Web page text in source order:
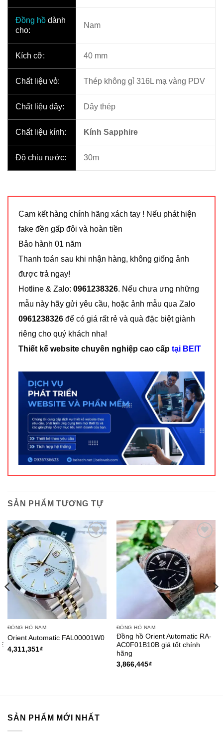
Đồng hồ dành
cho:
Nam
Kích cỡ: 40 mm
Chất liệu vỏ: Thép không gỉ 316L mạ vàng PDV
Chất liệu dây: Dây thép
Chất liệu kính: Kính Sapphire
Độ chịu nước: 30m
Cam kết hàng chính hãng xách tay ! Nếu phát hiện
fake đền gấp đôi và hoàn tiền
Bảo hành 01 năm
Thanh toán sau khi nhận hàng, không giống ảnh
được trả ngay!
Hotline & Zalo: 0961238326. Nếu chưa ưng những
mẫu này hãy gửi yêu cầu, hoặc ảnh mẫu qua Zalo
0961238326 để có giá rất rẻ và quà đặc biệt giành
riêng cho quý khách nha!
Thiết kế website chuyên nghiệp cao cấp tại BEIT
SẢN PHẨM TƯƠNG TỰ
ĐỒNG HỒ NAM
Orient Automatic FAL00001W0
4,311,351₫
Wishlist
ĐỒNG HỒ NAM
Đồng hồ Orient Automatic RA-
AC0F01B10B giá tốt chính
hãng
3,866,445₫
SẢN PHẨM MỚI NHẤT